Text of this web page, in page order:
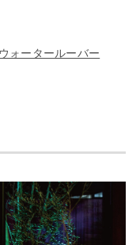
ォータールーバー